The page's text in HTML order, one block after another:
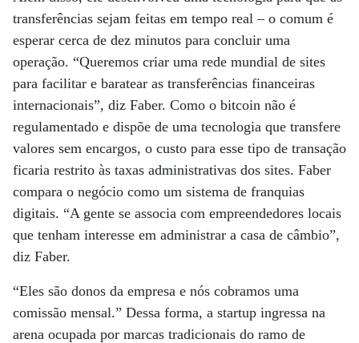
transferências sejam feitas em tempo real – o comum é
esperar cerca de dez minutos para concluir uma
operação. “Queremos criar uma rede mundial de sites
para facilitar e baratear as transferências financeiras
internacionais”, diz Faber. Como o bitcoin não é
regulamentado e dispõe de uma tecnologia que transfere
valores sem encargos, o custo para esse tipo de transação
ficaria restrito às taxas administrativas dos sites. Faber
compara o negócio como um sistema de franquias
digitais. “A gente se associa com empreendedores locais
que tenham interesse em administrar a casa de câmbio”,
diz Faber.
“Eles são donos da empresa e nós cobramos uma
comissão mensal.” Dessa forma, a startup ingressa na
arena ocupada por marcas tradicionais do ramo de